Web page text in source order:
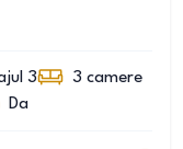
3 3 camere
Da